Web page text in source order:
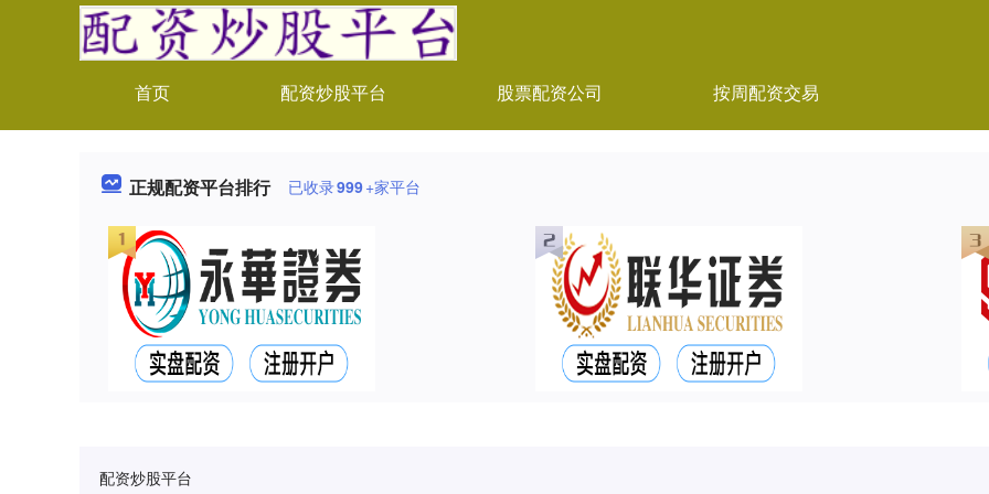
首页 配资炒股平台 股票配资公司 按周配资交易
正规配资平台排行 已收录999+家平台
配资炒股平台